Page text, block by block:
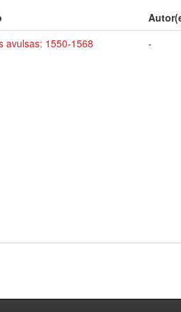
avulsas: 1550-1568 -